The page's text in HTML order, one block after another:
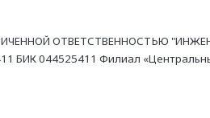
ОТВЕТСТВЕННОСТЬЮ
БИК 044525411 Филиал